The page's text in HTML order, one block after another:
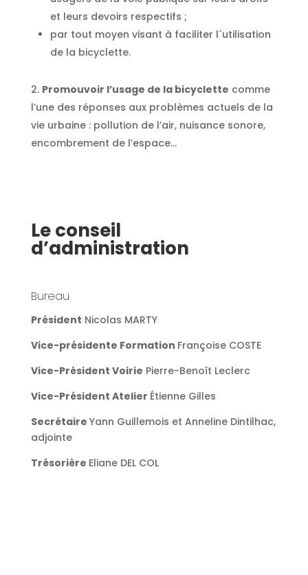
et leurs devoirs respectifs ;
par tout moyen visant à faciliter l´utilisation
de la bicyclette.
Promouvoir l’usage de la bicyclette comme
l’une des réponses aux problèmes actuels de la
vie urbaine : pollution de l’air, nuisance sonore,
encombrement de l’espace…
Le conseil
d’administration
Bureau
Président Nicolas MARTY
Vice-présidente Formation Françoise COSTE
Vice-Président Voirie Pierre-Benoît Leclerc
Vice-Président Atelier Étienne Gilles
Secrétaire Yann Guillemois et Anneline Dintilhac,
adjointe
Trésorière Eliane DEL COL